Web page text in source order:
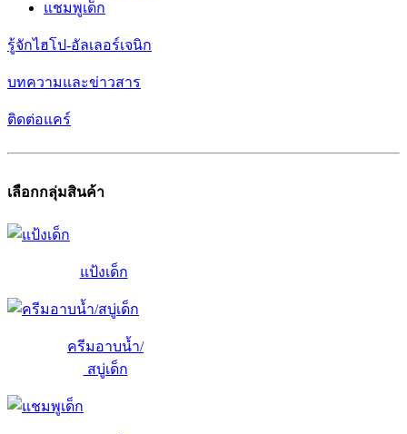
แชมพูเด็ก
รู้จักไฮโป-อัลเลอร์เจนิก
บทความและข่าวสาร
ติดต่อแคร์
เลือกกลุ่มสินค้า
แป้งเด็ก
ครีมอาบน้ำ/
สบู่เด็ก